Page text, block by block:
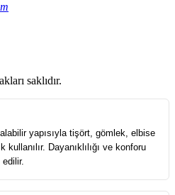
saklıdır.
yapısıyla tişört, gömlek, elbise
Dayanıklılığı ve konforu